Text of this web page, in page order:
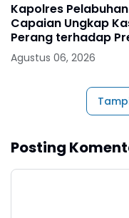
Kapolres
Capaian Ungkap
Perang terhadap
Narkoba
Agustus 06, 2026
Posting